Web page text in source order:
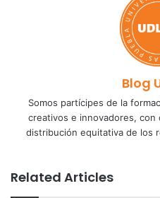
Blog
Somos partícipes de la
creativos e innovadores, con
distribución equitativa de los
Related Articles